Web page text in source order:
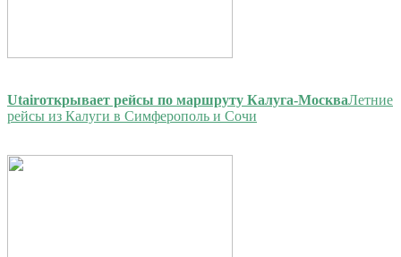
Utairоткрывает рейсы по маршруту Калуга-МоскваЛетние
рейсы из Калуги в Симферополь и Сочи